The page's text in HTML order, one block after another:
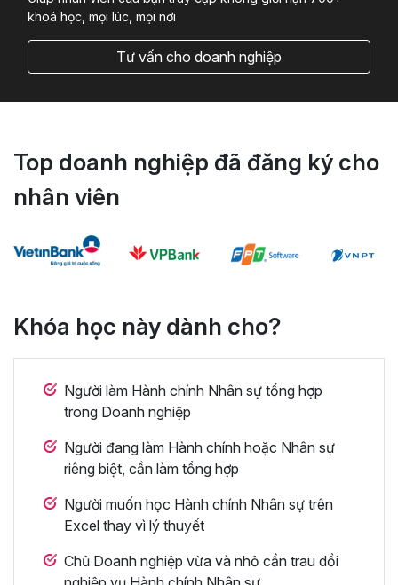
khoá học, mọi lúc, mọi nơi
Tư vấn cho doanh nghiệp
Top doanh nghiệp đã đăng ký cho
nhân viên
Khóa học này dành cho?
Người làm Hành chính Nhân sự tổng hợp
trong Doanh nghiệp
Người đang làm Hành chính hoặc Nhân sự
riêng biệt, cần làm tổng hợp
Người muốn học Hành chính Nhân sự trên
Excel thay vì lý thuyết
Chủ Doanh nghiệp vừa và nhỏ cần trau dồi